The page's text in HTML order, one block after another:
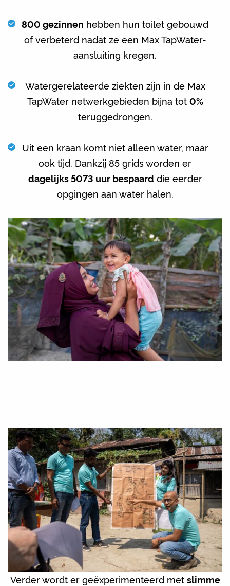
800 gezinnen hebben hun toilet gebouwd
of verbeterd nadat ze een Max TapWater-
aansluiting kregen.
Watergerelateerde ziekten zijn in de Max
TapWater netwerkgebieden bijna tot 0%
teruggedrongen.
Uit een kraan komt niet alleen water, maar
ook tijd. Dankzij 85 grids worden er
dagelijks 5073 uur bespaard die eerder
opgingen aan water halen.
Verder wordt er geëxperimenteerd met slimme